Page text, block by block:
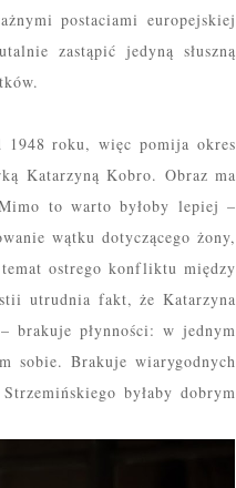
postaciami europejskiej
zastąpić jedyną słuszną
1948 roku, więc pomija okres
Katarzyną Kobro. Obraz ma
to warto byłoby lepiej –
wątku dotyczącego żony,
temat ostrego konfliktu między
utrudnia fakt, że Katarzyna
brakuje płynności: w jednym
sobie. Brakuje wiarygodnych
byłaby dobrym